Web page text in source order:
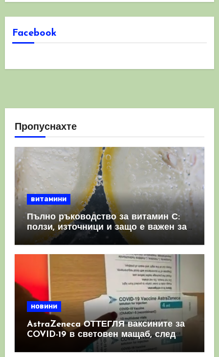
Facebook
Пропуснахте
витамини
Пълно ръководство за витамин С:
ползи, източници и защо е важен за
имунната система
новини
AstraZeneca ОТТЕГЛЯ ваксините за
COVID-19 в световен мащаб, след
като призна, че те причиняват